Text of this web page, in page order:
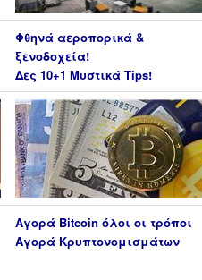
Φθηνά αεροπορικά &
ξενοδοχεία!
Δες 10+1 Μυστικά Tips!
Αγορά Bitcoin όλοι οι τρόποι
Αγορά Κρυπτονομισμάτων